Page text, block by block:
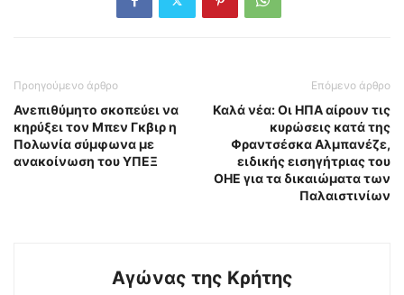
Προηγούμενο άρθρο
Ανεπιθύμητο σκοπεύει να
κηρύξει τον Μπεν Γκβιρ η
Πολωνία σύμφωνα με
ανακοίνωση του ΥΠΕΞ
Επόμενο άρθρο
Καλά νέα: Οι ΗΠΑ αίρουν τις
κυρώσεις κατά της
Φραντσέσκα Αλμπανέζε,
ειδικής εισηγήτριας του
ΟΗΕ για τα δικαιώματα των
Παλαιστινίων
Αγώνας της Κρήτης